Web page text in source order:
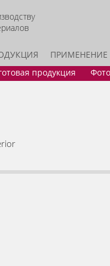
ПРИМЕНЕНИЕ
продукция